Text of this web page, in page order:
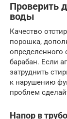
Проверить
воды
Качество
порошка,
определенного
барабан. Если
затруднить
к нарушению
проблем
Напор в